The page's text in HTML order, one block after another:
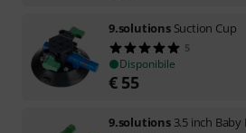
9.solutions Suction Cup
5
Disponibile
€ 55
9.solutions 3.5 inch Baby